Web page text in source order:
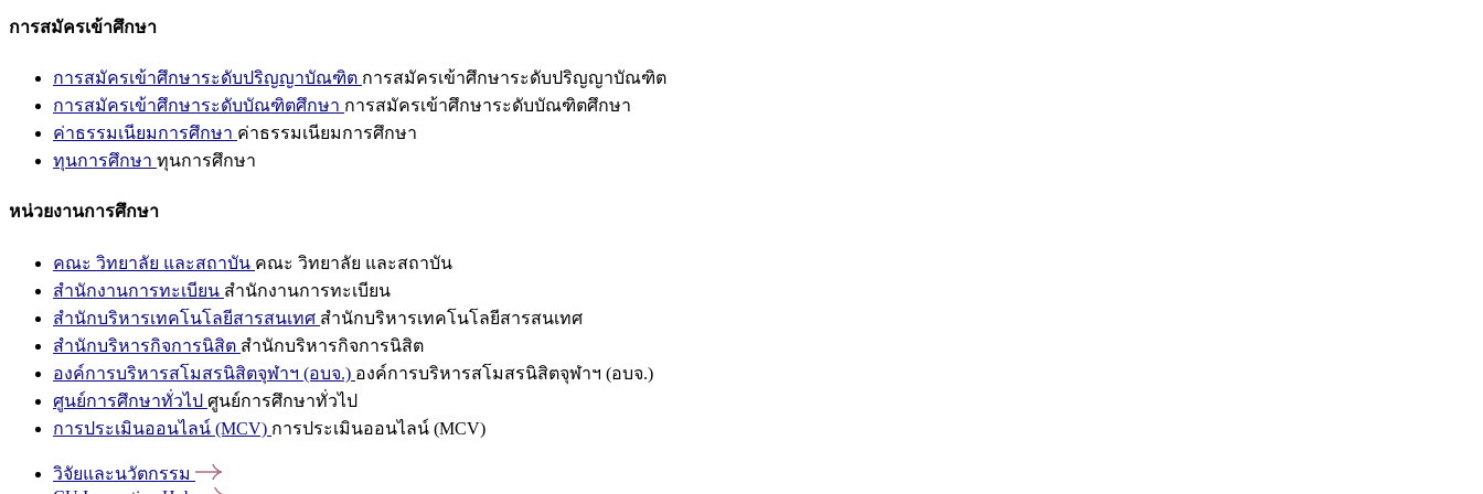
การสมัครเข้าศึกษา
การสมัครเข้าศึกษาระดับปริญญาบัณฑิต การสมัครเข้าศึกษาระดับปริญญาบัณฑิต
การสมัครเข้าศึกษาระดับบัณฑิตศึกษา การสมัครเข้าศึกษาระดับบัณฑิตศึกษา
ค่าธรรมเนียมการศึกษา ค่าธรรมเนียมการศึกษา
ทุนการศึกษา ทุนการศึกษา
หน่วยงานการศึกษา
คณะ วิทยาลัย และสถาบัน คณะ วิทยาลัย และสถาบัน
สำนักงานการทะเบียน สำนักงานการทะเบียน
สำนักบริหารเทคโนโลยีสารสนเทศ สำนักบริหารเทคโนโลยีสารสนเทศ
สำนักบริหารกิจการนิสิต สำนักบริหารกิจการนิสิต
องค์การบริหารสโมสรนิสิตจุฬาฯ (อบจ.) องค์การบริหารสโมสรนิสิตจุฬาฯ (อบจ.)
ศูนย์การศึกษาทั่วไป ศูนย์การศึกษาทั่วไป
การประเมินออนไลน์ (MCV) การประเมินออนไลน์ (MCV)
วิจัยและนวัตกรรม